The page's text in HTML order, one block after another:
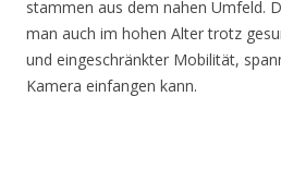
stammen aus dem nahen Umfeld.
man auch im hohen Alter trotz
und eingeschränkter Mobilität,
Kamera einfangen kann.